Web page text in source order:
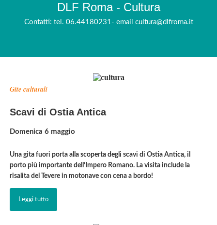
DLF Roma - Cultura
Contatti: tel. 06.44180231- email cultura@dlfroma.it
Gite culturali
Scavi di Ostia Antica
Domenica 6 maggio
Una gita fuori porta alla scoperta degli scavi di Ostia Antica, il
porto più importante dell’Impero Romano. La visita include la
risalita del Tevere in motonave con cena a bordo!
Leggi tutto